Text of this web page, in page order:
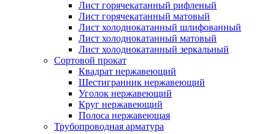
Лист горячекатанный рифленый
Лист горячекатанный матовый
Лист холоднокатанный шлифованный
Лист холоднокатанный матовый
Лист холоднокатанный зеркальный
Сортовой прокат
Квадрат нержавеющий
Шестигранник нержавеющий
Уголок нержавеющий
Круг нержавеющий
Полоса нержавеющая
Трубопроводная арматура